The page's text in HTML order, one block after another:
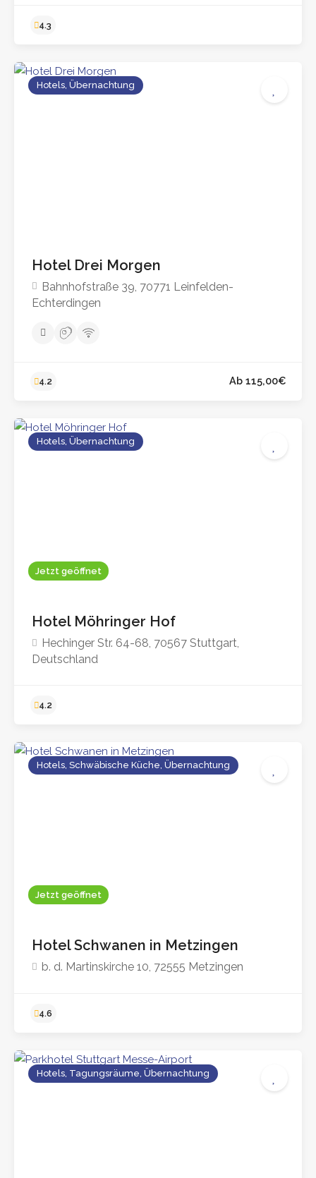
Hotels, Übernachtung
Hotel Drei Morgen
Bahnhofstraße 39, 70771 Leinfelden-
Echterdingen
4.2
Jetzt geöffnet
Hotels, Übernachtung
Hotel Möhringer Hof
Hechinger Str. 64-68, 70567 Stuttgart,
Deutschland
Jetzt geöffnet
Hotels, Schwäbische Küche, Übernachtung
Hotel Schwanen in Metzingen
b. d. Martinskirche 10, 72555 Metzingen
Hotels, Tagungsräume, Übernachtung